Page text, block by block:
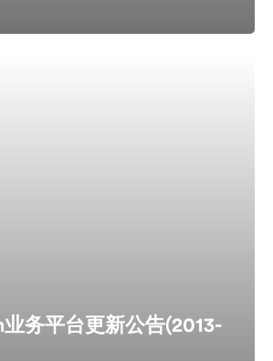
业务平台更新公告(2013-